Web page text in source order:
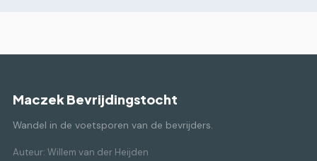
Maczek Bevrijdingstocht
Wandel in de voetsporen van de bevrijders.
Auteur: Willem van der Heijden